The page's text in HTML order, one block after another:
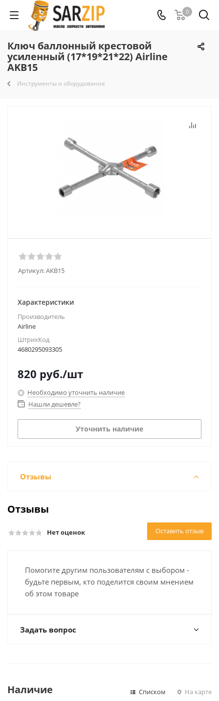
0
Ключ баллонный крестовой
усиленный (17*19*21*22) Airline
AKB15
Инструменты и оборудование
Артикул:AKB15
Характеристики
Производитель
Airline
ШтрихКод
4680295093305
820 руб./шт
Необходимо уточнить наличие
Нашли дешевле?
Уточнить наличие
Отзывы
Отзывы
Нет оценок Оставить отзыв
Помогите другим пользователям с выбором -
будьте первым, кто поделится своим мнением
об этом товаре
Задать вопрос
Наличие Списком На карте